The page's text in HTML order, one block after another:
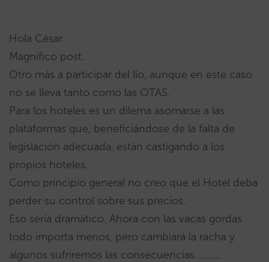
Hola César:
Magnífico post.
Otro más a participar del lío, aunque en este caso
no se lleva tanto como las OTAS.
Para los hoteles es un dilema asomarse a las
plataformas que, beneficiándose de la falta de
legislación adecuada, están castigando a los
propios hoteles.
Como principio general no creo que el Hotel deba
perder su control sobre sus precios.
Eso sería dramático. Ahora con las vacas gordas
todo importa menos, pero cambiará la racha y
algunos sufriremos las consecuencias……….